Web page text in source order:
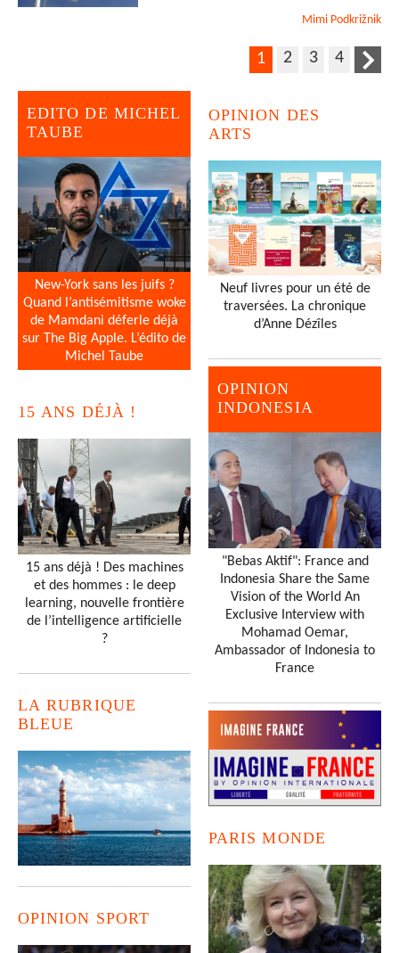
Mimi Podkrižnik
1 2 3 4
EDITO DE MICHEL
TAUBE
New-York sans les juifs ?
Quand l’antisémitisme woke
de Mamdani déferle déjà
sur The Big Apple. L’édito de
Michel Taube
15 ANS DÉJÀ !
15 ans déjà ! Des machines
et des hommes : le deep
learning, nouvelle frontière
de l’intelligence artificielle
?
LA RUBRIQUE
BLEUE
OPINION SPORT
OPINION DES
ARTS
Neuf livres pour un été de
traversées. La chronique
d’Anne Dézîles
OPINION
INDONESIA
"Bebas Aktif": France and
Indonesia Share the Same
Vision of the World An
Exclusive Interview with
Mohamad Oemar,
Ambassador of Indonesia to
France
PARIS MONDE